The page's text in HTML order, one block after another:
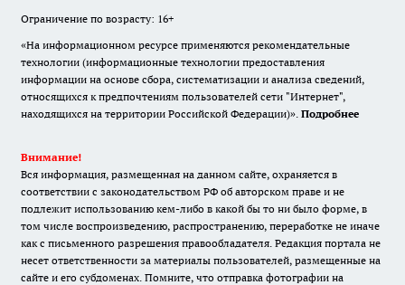
Ограничение по возрасту: 16+
«На информационном ресурсе применяются рекомендательные
технологии (информационные технологии предоставления
информации на основе сбора, систематизации и анализа сведений,
относящихся к предпочтениям пользователей сети "Интернет",
находящихся на территории Российской Федерации)». Подробнее
Внимание!
Вся информация, размещенная на данном сайте, охраняется в
соответствии с законодательством РФ об авторском праве и не
подлежит использованию кем-либо в какой бы то ни было форме, в
том числе воспроизведению, распространению, переработке не иначе
как с письменного разрешения правообладателя. Редакция портала не
несет ответственности за материалы пользователей, размещенные на
сайте и его субдоменах. Помните, что отправка фотографии на